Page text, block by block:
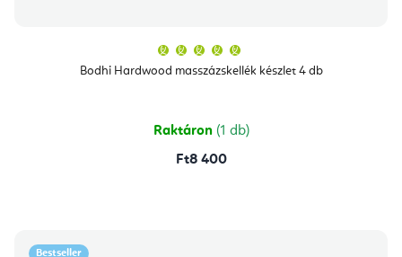
Bodhi Hardwood masszázskellék készlet 4 db
átlagos
értékelése
csillag.
Raktáron (1 db)
Ft8 400
Bestseller